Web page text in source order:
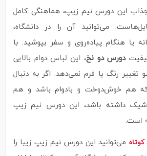
این دورس نیم زیپ، هماهنگی کامل
می‌توانید آن را در دانشگاه،
یا هنگام پیاده‌روی و سفر بپوشید. با
دورس دو نخ، این لباس دوام بالایی
رنگ یا فرم نمی‌دهد. اگر به دنبال
هم خوش‌دوخت و بادوام باشد و هم
شیک داشته باشد، این دورس نیم زیپ
است.
می‌توانید این دورس نیم زیپ زیبا را